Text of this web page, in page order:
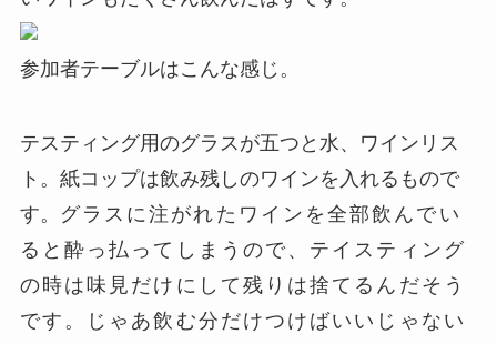
参加者テーブルはこんな感じ。
テスティング用のグラスが五つと水、ワインリス
ト。紙コップは飲み残しのワインを入れるもので
す。
グラスに注がれたワインを全部飲んでい
ると酔っ払ってしまうので、テイスティング
の時は味見だけにして残りは捨てるんだそう
です。じゃあ飲む分だけつけばいいじゃない